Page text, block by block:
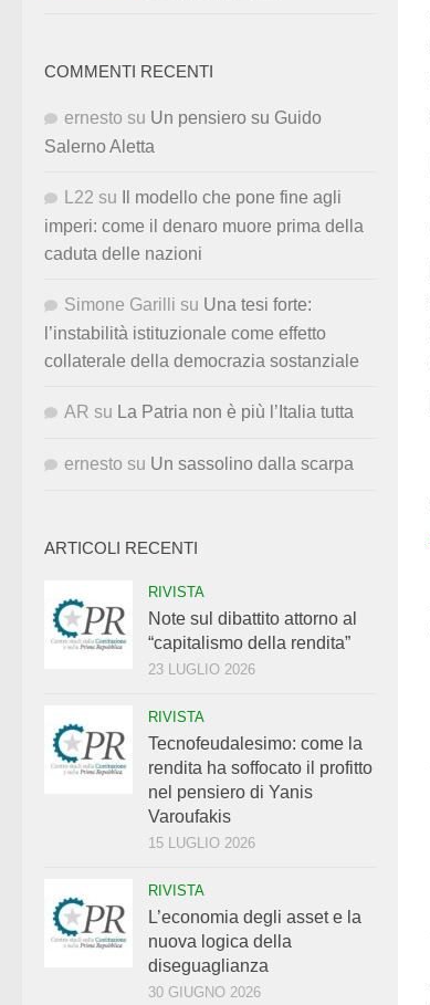
COMMENTI RECENTI
ernesto su Un pensiero su Guido
Salerno Aletta
L22 su
Il modello che pone fine agli
imperi: come il denaro muore prima della
caduta delle nazioni
Simone Garilli su Una tesi forte:
l’instabilità istituzionale come effetto
collaterale della democrazia sostanziale
AR su La Patria non è più l’Italia tutta
ernesto su Un sassolino dalla scarpa
ARTICOLI RECENTI
RIVISTA
Note sul dibattito attorno al
“capitalismo della rendita”
23 LUGLIO 2026
RIVISTA
Tecnofeudalesimo: come la
rendita ha soffocato il profitto
nel pensiero di Yanis
Varoufakis
15 LUGLIO 2026
RIVISTA
L’economia degli asset e la
nuova logica della
diseguaglianza
30 GIUGNO 2026